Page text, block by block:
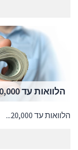
הלוואות עד 20,000 ש”ח
הלוואות עד 20,000...